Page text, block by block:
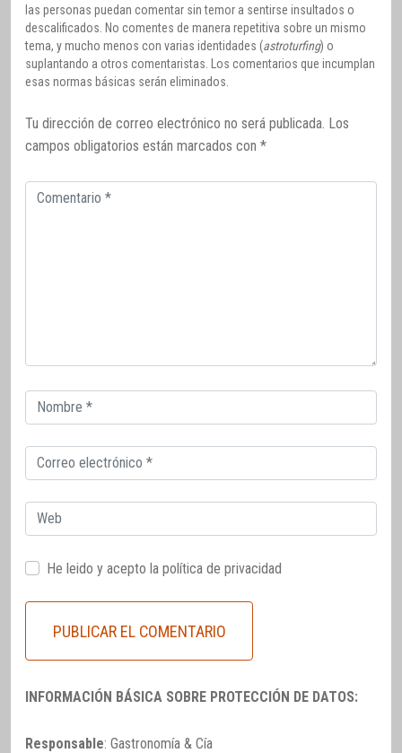
las personas puedan comentar sin temor a sentirse insultados o
descalificados. No comentes de manera repetitiva sobre un mismo
tema, y mucho menos con varias identidades (astroturfing) o
suplantando a otros comentaristas. Los comentarios que incumplan
esas normas básicas serán eliminados.
Tu dirección de correo electrónico no será publicada. Los
campos obligatorios están marcados con *
Comentario
Correo
electrónico
Correo
electrónico
Web
He leido y acepto la política de privacidad
INFORMACIÓN BÁSICA SOBRE PROTECCIÓN DE DATOS:
Responsable: Gastronomía & Cía